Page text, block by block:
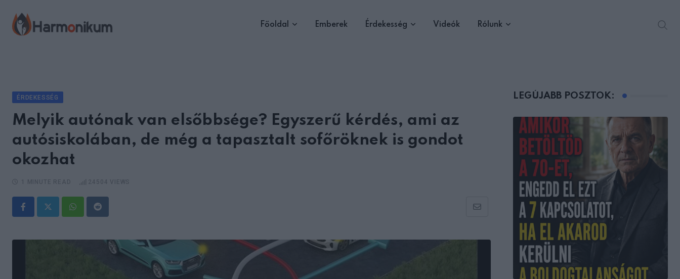
content
Főoldal Emberek Érdekesség Videók Rólunk
ÉRDEKESSÉG
Melyik autónak van elsőbbsége? Egyszerű kérdés, ami az
autósiskolában, de még a tapasztalt sofőröknek is gondot
okozhat
WhatsappReddit
Share
Email
LEGÚJABB POSZTOK: